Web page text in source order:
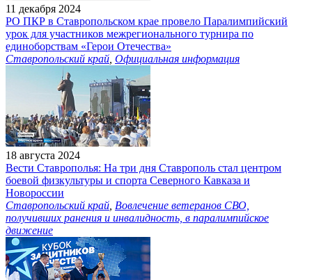
11 декабря 2024
РО ПКР в Ставропольском крае провело Паралимпийский
урок для участников межрегионального турнира по
единоборствам «Герои Отечества»
Ставропольский край Официальная информация
18 августа 2024
Вести Ставрополья: На три дня Ставрополь стал центром
боевой физкультуры и спорта Северного Кавказа и
Новороссии
Ставропольский край Вовлечение ветеранов СВО,
получивших ранения и инвалидность, в паралимпийское
движение